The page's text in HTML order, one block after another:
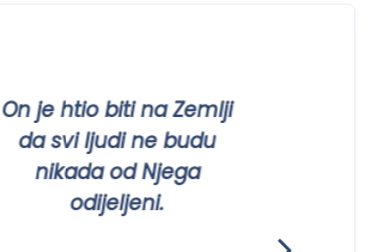
On je htio biti na Zemlji
da svi ljudi ne budu
nikada od Njega
odijeljeni.